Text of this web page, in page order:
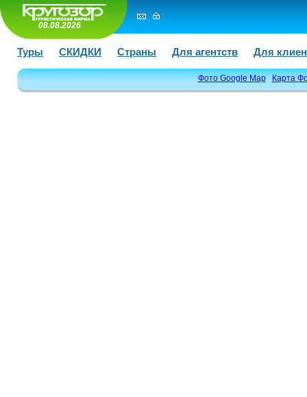
08.08.2026
Туры СКИДКИ Страны Для агентств Для
Фото Google Map Карта